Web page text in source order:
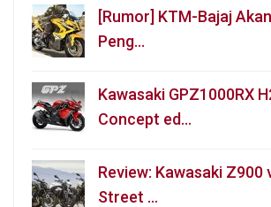
[Rumor] KTM-Bajaj
Peng…
Kawasaki GPZ1000RX
Concept ed…
Review: Kawasaki Z900
Street …